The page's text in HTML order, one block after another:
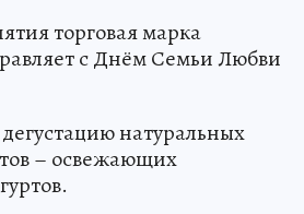
торговая марка
с Днём Семьи Любви
натуральных
– освежающих